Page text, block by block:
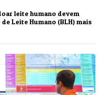
leite humano devem
Leite Humano (BLH) mais